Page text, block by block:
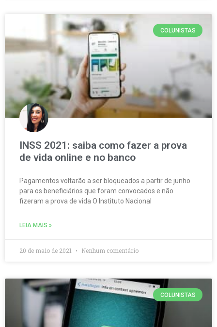
COLUNISTAS
INSS 2021: saiba como fazer a prova
de vida online e no banco
Pagamentos voltarão a ser bloqueados a partir de junho
para os beneficiários que foram convocados e não
fizeram a prova de vida O Instituto Nacional
LEIA MAIS »
20 de maio de 2021 Nenhum comentário
COLUNISTAS